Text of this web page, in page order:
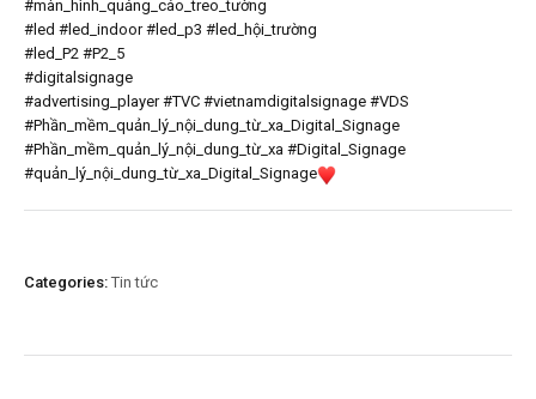
#màn_hình_quảng_cáo_treo_tường
#led #led_indoor #led_p3 #led_hội_trường
#led_P2 #P2_5
#digitalsignage
#advertising_player #TVC #vietnamdigitalsignage #VDS
#Phần_mềm_quản_lý_nội_dung_từ_xa_Digital_Signage
#Phần_mềm_quản_lý_nội_dung_từ_xa #Digital_Signage
#quản_lý_nội_dung_từ_xa_Digital_Signage
Categories: Tin tức